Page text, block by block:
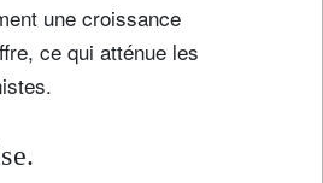
une croissance
ce qui atténue les